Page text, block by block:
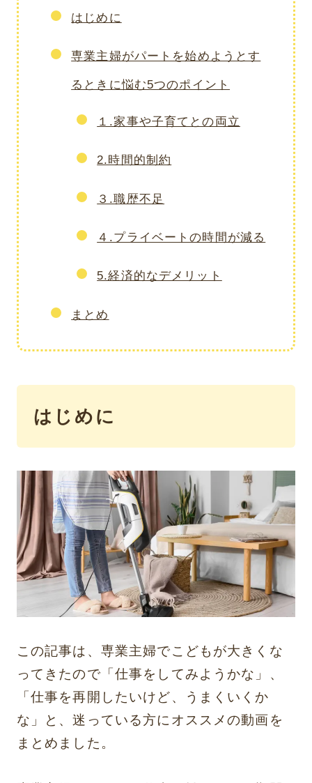
はじめに
専業主婦がパートを始めようとす
るときに悩む5つのポイント
１.家事や子育てとの両立
2.時間的制約
３.職歴不足
４.プライベートの時間が減る
5.経済的なデメリット
まとめ
はじめに
この記事は、専業主婦でこどもが大きくな
ってきたので「仕事をしてみようかな」、
「仕事を再開したいけど、うまくいくか
な」と、迷っている方にオススメの動画を
まとめました。